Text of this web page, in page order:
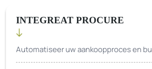
INTEGREAT PROCURE
Automatiseer uw aankoopproces en